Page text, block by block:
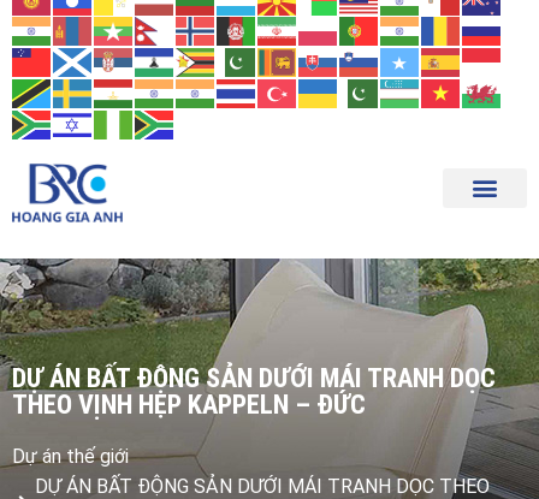
DỰ ÁN BẤT ĐỘNG SẢN DƯỚI MÁI TRANH DỌC
THEO VỊNH HẸP KAPPELN – ĐỨC
Dự án thế giới
DỰ ÁN BẤT ĐỘNG SẢN DƯỚI MÁI TRANH DỌC THEO